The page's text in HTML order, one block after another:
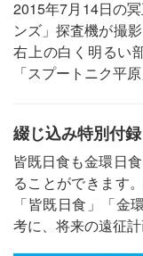
2015年7月14日の
ンズ」探査機が撮
右上の白く明るい
「スプートニク平
綴じ込み特別付
皆既日食も金環日
ることができます
「皆既日食」「金
考に、将来の遠征